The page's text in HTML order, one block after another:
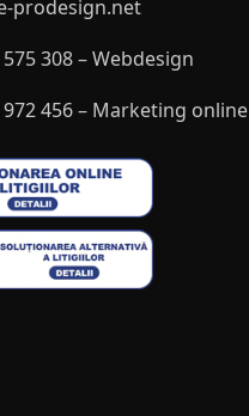
prodesign.net
308 – Webdesign
972 456 – Marketing online